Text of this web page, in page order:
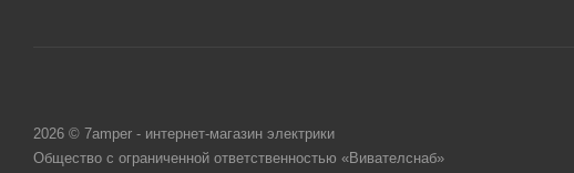
2026 © 7amper - интернет-магазин электрики
Общество с ограниченной ответственностью «Вивателснаб»